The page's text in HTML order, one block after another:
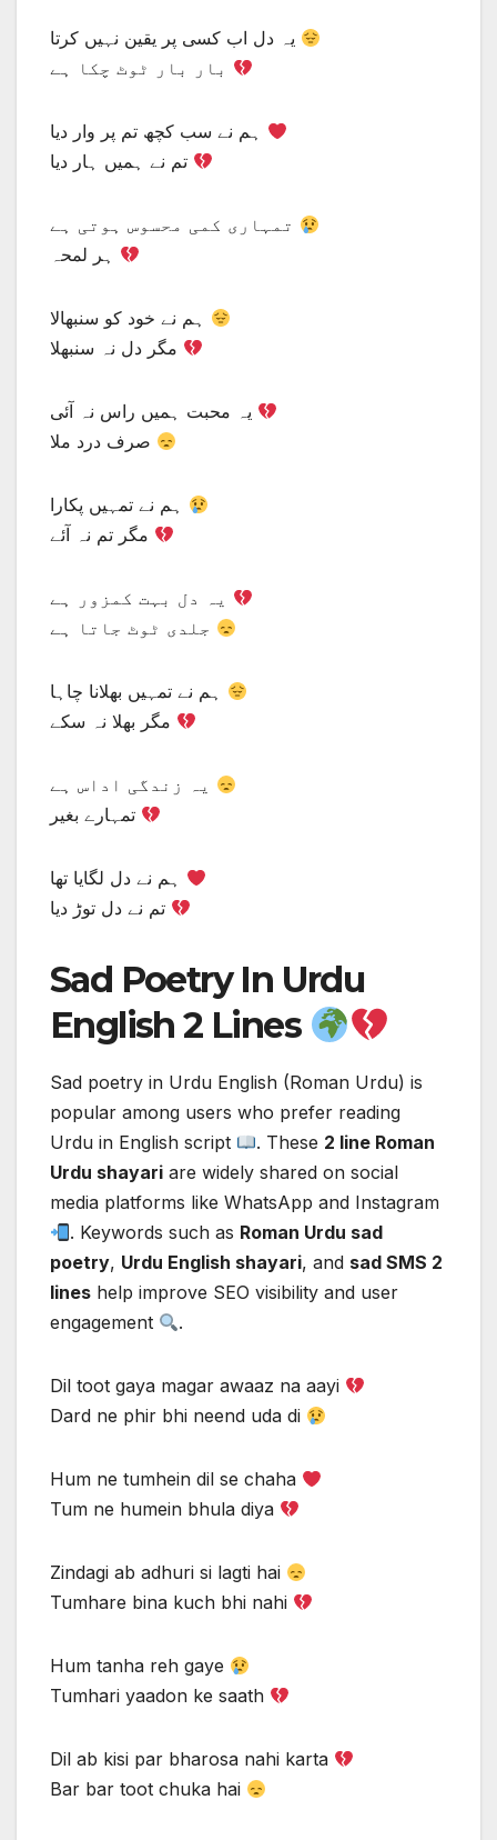
Sad Poetry In Urdu
English 2 Lines
Sad poetry in Urdu English (Roman Urdu) is
popular among users who prefer reading
Urdu in English script
. These 2 line Roman
Urdu shayari are widely shared on social
media platforms like WhatsApp and Instagram
. Keywords such as Roman Urdu sad
poetry, Urdu English shayari, and sad SMS 2
lines help improve SEO visibility and user
engagement
.
Dil toot gaya magar awaaz na aayi
Dard ne phir bhi neend uda di
Hum ne tumhein dil se chaha
Tum ne humein bhula diya
Zindagi ab adhuri si lagti hai
Tumhare bina kuch bhi nahi
Hum tanha reh gaye
Tumhari yaadon ke saath
Dil ab kisi par bharosa nahi karta
Bar bar toot chuka hai